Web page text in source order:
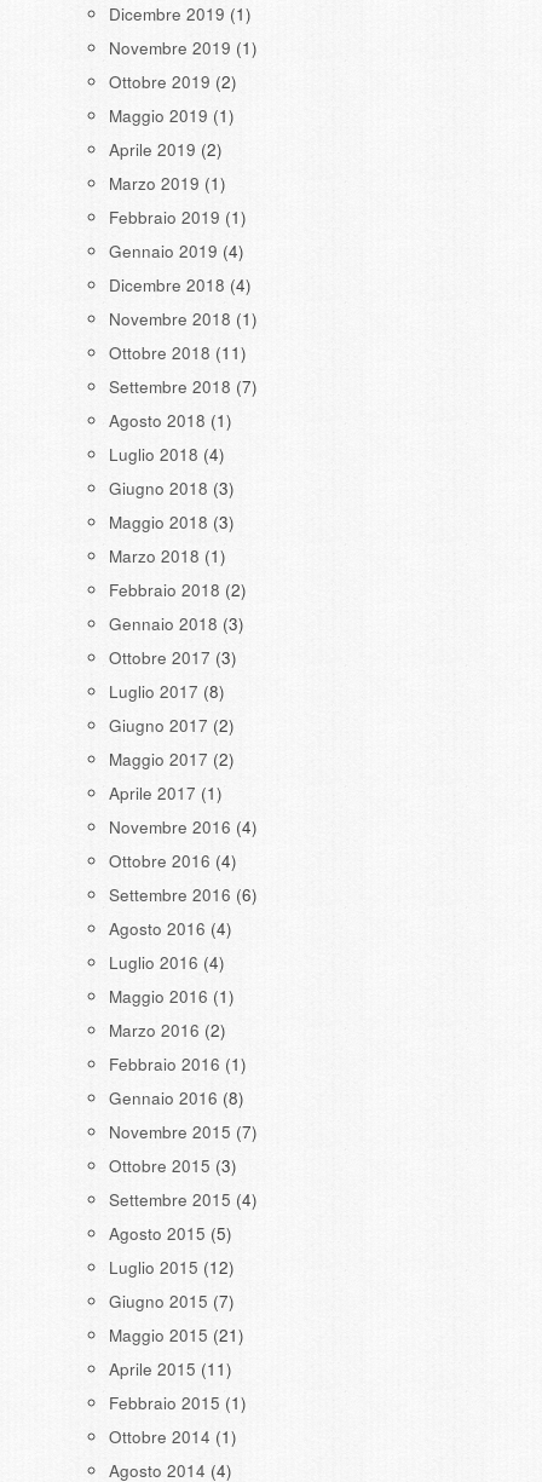
Dicembre 2019 (1)
Novembre 2019 (1)
Ottobre 2019 (2)
Maggio 2019 (1)
Aprile 2019 (2)
Marzo 2019 (1)
Febbraio 2019 (1)
Gennaio 2019 (4)
Dicembre 2018 (4)
Novembre 2018 (1)
Ottobre 2018 (11)
Settembre 2018 (7)
Agosto 2018 (1)
Luglio 2018 (4)
Giugno 2018 (3)
Maggio 2018 (3)
Marzo 2018 (1)
Febbraio 2018 (2)
Gennaio 2018 (3)
Ottobre 2017 (3)
Luglio 2017 (8)
Giugno 2017 (2)
Maggio 2017 (2)
Aprile 2017 (1)
Novembre 2016 (4)
Ottobre 2016 (4)
Settembre 2016 (6)
Agosto 2016 (4)
Luglio 2016 (4)
Maggio 2016 (1)
Marzo 2016 (2)
Febbraio 2016 (1)
Gennaio 2016 (8)
Novembre 2015 (7)
Ottobre 2015 (3)
Settembre 2015 (4)
Agosto 2015 (5)
Luglio 2015 (12)
Giugno 2015 (7)
Maggio 2015 (21)
Aprile 2015 (11)
Febbraio 2015 (1)
Ottobre 2014 (1)
Agosto 2014 (4)